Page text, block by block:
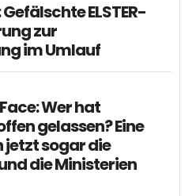
ELSTER-
zur
im Umlauf
Wer hat
gelassen? Eine
jetzt sogar die
die Ministerien